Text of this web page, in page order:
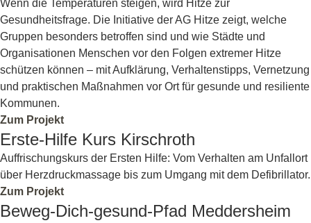
Wenn die Temperaturen steigen, wird Hitze zur
Gesundheitsfrage. Die Initiative der AG Hitze zeigt, welche
Gruppen besonders betroffen sind und wie Städte und
Organisationen Menschen vor den Folgen extremer Hitze
schützen können – mit Aufklärung, Verhaltenstipps, Vernetzung
und praktischen Maßnahmen vor Ort für gesunde und resiliente
Kommunen.
Zum Projekt
#gesundheit
Erste-Hilfe Kurs Kirschroth
Auffrischungskurs der Ersten Hilfe: Vom Verhalten am Unfallort
über Herzdruckmassage bis zum Umgang mit dem Defibrillator.
Zum Projekt
#gesundheit
Beweg-Dich-gesund-Pfad Meddersheim